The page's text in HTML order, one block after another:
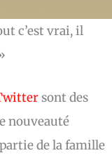
c’est vrai, il
sont des
nouveauté
de la famille